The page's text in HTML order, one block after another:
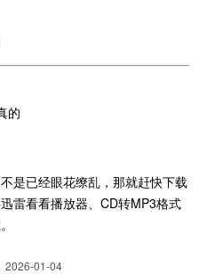
的
是已经眼花缭乱，那就赶快下载
雷看看播放器、CD转MP3格式
2026-01-04